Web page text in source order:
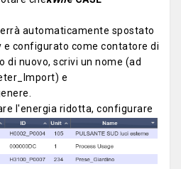
automaticamente spostato
e configurato come contatore di
di nuovo, scrivi un nome (ad
e
l'energia ridotta, configurare